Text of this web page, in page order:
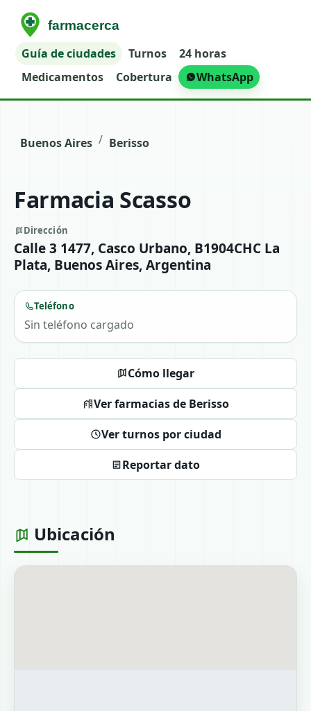
Guía de ciudades Turnos
24 horas
Medicamentos
Cobertura WhatsApp
Buenos Aires / Berisso
Farmacia Scasso
Dirección
Calle 3 1477, Casco Urbano, B1904CHC La
Plata, Buenos Aires, Argentina
Teléfono
Sin teléfono cargado
Cómo llegar
Ver farmacias de Berisso
Ver turnos por ciudad
Reportar dato
Ubicación